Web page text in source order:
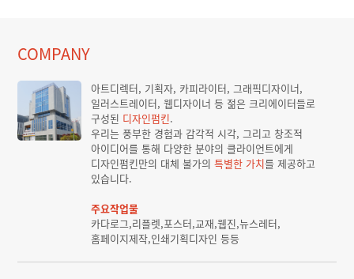
COMPANY
아트디렉터, 기획자, 카피라이터, 그래픽디자이너,
일러스트레이터, 웹디자이너 등 젊은 크리에이터들로
구성된 디자인펌킨.
우리는 풍부한 경험과 감각적 시각, 그리고 창조적
아이디어를 통해 다양한 분야의 클라이언트에게
디자인펌킨만의 대체 불가의특별한 가치를 제공하고
있습니다.
주요작업물
카다로그,리플렛,포스터,교재,웹진,뉴스레터,
홈페이지제작,인쇄기획디자인 등등